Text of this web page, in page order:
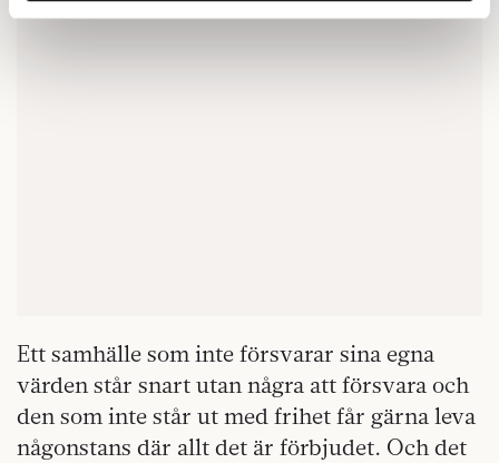
Dessa kan i sin tur kombinera informationen med annan
Ett samhälle som inte försvarar sina egna
värden står snart utan några att försvara och
den som inte står ut med frihet får gärna leva
någonstans där allt det är förbjudet. Och det